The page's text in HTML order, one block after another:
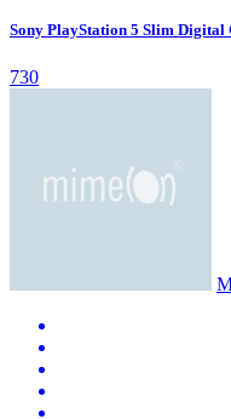
Sony PlayStation 5 Slim Digital
730